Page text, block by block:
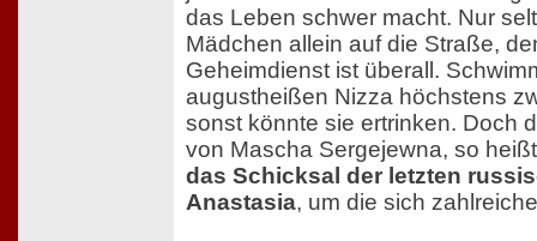
das Leben schwer macht. Nur
Mädchen allein auf die Straße,
Geheimdienst ist überall.
augustheißen Nizza höchstens
sonst könnte sie ertrinken. Doch
von Mascha Sergejewna, so
das Schicksal der letzten
Anastasia, um die sich